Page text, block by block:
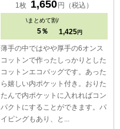
1枚 1,650円（税込）
\まとめて割/
5％ 1,425円
薄手の中ではやや厚手の6オンス
コットンで作ったしっかりとした
コットンエコバッグです。あった
ら嬉しい内ポケット付き。おりた
たんで内ポケットに入れればコン
パクトにすることができます。パ
イピングもあり、と...